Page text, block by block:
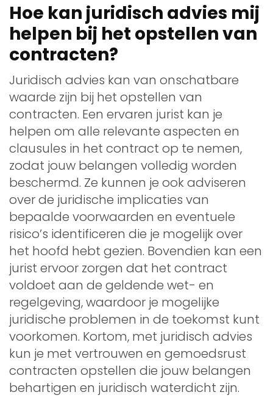
Hoe kan juridisch advies mij
helpen bij het opstellen van
contracten?
Juridisch advies kan van onschatbare
waarde zijn bij het opstellen van
contracten. Een ervaren jurist kan je
helpen om alle relevante aspecten en
clausules in het contract op te nemen,
zodat jouw belangen volledig worden
beschermd. Ze kunnen je ook adviseren
over de juridische implicaties van
bepaalde voorwaarden en eventuele
risico’s identificeren die je mogelijk over
het hoofd hebt gezien. Bovendien kan een
jurist ervoor zorgen dat het contract
voldoet aan de geldende wet- en
regelgeving, waardoor je mogelijke
juridische problemen in de toekomst kunt
voorkomen. Kortom, met juridisch advies
kun je met vertrouwen en gemoedsrust
contracten opstellen die jouw belangen
behartigen en juridisch waterdicht zijn.